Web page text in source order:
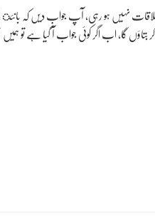
نہیں ہو رہی، آپ جواب دیں کہ
گا، اب اگر کوئی جواب آ گیا ہے تو